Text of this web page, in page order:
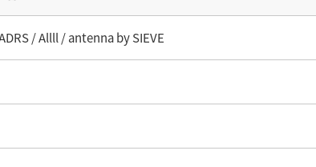
/ Allll / antenna by SIEVE